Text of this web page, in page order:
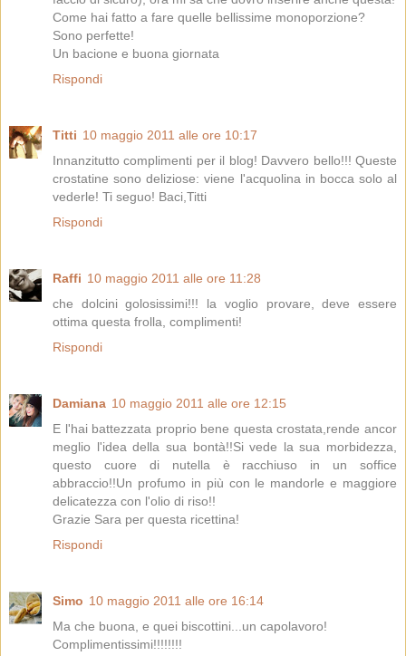
Come hai fatto a fare quelle bellissime monoporzione?
Sono perfette!
Un bacione e buona giornata
Rispondi
Titti 10 maggio 2011 alle ore 10:17
Innanzitutto complimenti per il blog! Davvero bello!!! Queste
crostatine sono deliziose: viene l'acquolina in bocca solo al
vederle! Ti seguo! Baci,Titti
Rispondi
Raffi 10 maggio 2011 alle ore 11:28
che dolcini golosissimi!!! la voglio provare, deve essere
ottima questa frolla, complimenti!
Rispondi
Damiana 10 maggio 2011 alle ore 12:15
E l'hai battezzata proprio bene questa crostata,rende ancor
meglio l'idea della sua bontà!!Si vede la sua morbidezza,
questo cuore di nutella è racchiuso in un soffice
abbraccio!!Un profumo in più con le mandorle e maggiore
delicatezza con l'olio di riso!!
Grazie Sara per questa ricettina!
Rispondi
Simo 10 maggio 2011 alle ore 16:14
Ma che buona, e quei biscottini...un capolavoro!
Complimentissimi!!!!!!!!